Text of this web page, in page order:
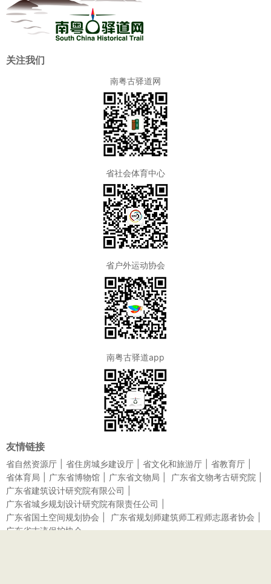
关注我们
南粤古驿道网
省社会体育中心
省户外运动协会
南粤古驿道app
友情链接
省自然资源厅 省住房城乡建设厅 省文化和旅游厅
省教育厅
省体育局
广东省博物馆 广东省文物局
广东省文物考古研究院
广东省建筑设计研究院有限公司
广东省城乡规划设计研究院有限责任公司
广东省国土空间规划协会
广东省规划师建筑师工程师志愿者协会
广东省古迹保护协会